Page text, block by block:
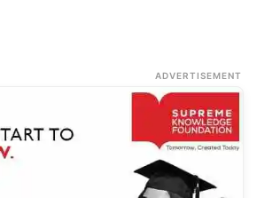
ADVERTISEMENT